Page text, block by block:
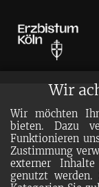
Wir
Wir möchten
bieten. Dazu
Funktionieren
Zustimmung
externer
genutzt werden.